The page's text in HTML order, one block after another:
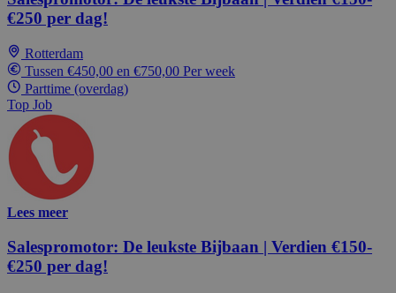
€250 per dag!
Rotterdam
Tussen €450,00 en €750,00 Per week
Parttime (overdag)
Top Job
Lees meer
Salespromotor: De leukste Bijbaan | Verdien €150-
€250 per dag!